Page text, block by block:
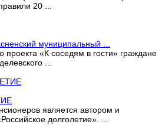
20 ...
муниципальный ...
проекта «К соседям в гости» граждане
...
является автором и
долголетие». ...